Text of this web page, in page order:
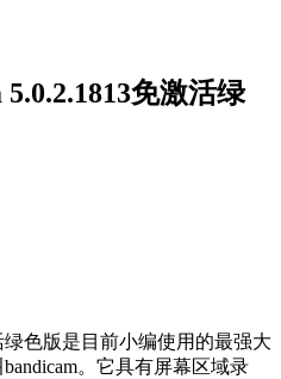
免激活绿
绿色版是目前小编使用的最强大
。它具有屏幕区域录